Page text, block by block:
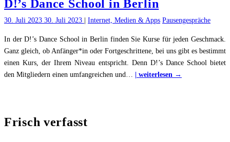
D!’s Dance School in Berlin
30. Juli 2023 30. Juli 2023 Internet, Medien & Apps Pausengespräche
In der D!’s Dance School in Berlin finden Sie Kurse für jeden Geschmack.
Ganz gleich, ob Anfänger*in oder Fortgeschrittene, bei uns gibt es bestimmt
einen Kurs, der Ihrem Niveau entspricht. Denn D!’s Dance School bietet
den Mitgliedern einen umfangreichen und… | weiterlesen →
Frisch verfasst